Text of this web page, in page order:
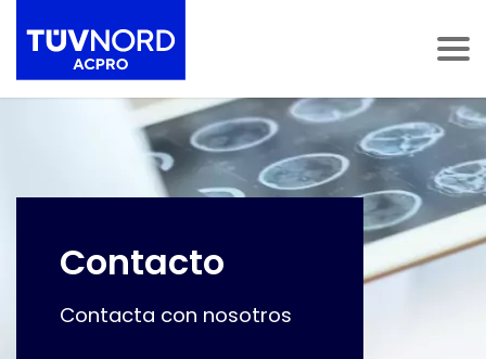
Contacto
Contacta con nosotros
navegación